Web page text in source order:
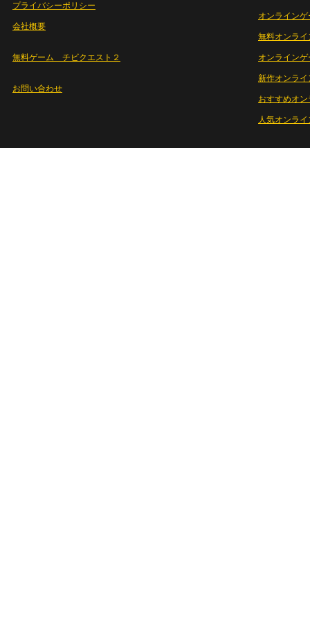
プライバシーポリシー
会社概要
無料ゲーム チビクエスト２
お問い合わせ
オンラインゲ
無料オンライ
オンライン
新作オンライ
おすすめオ
人気オンラ